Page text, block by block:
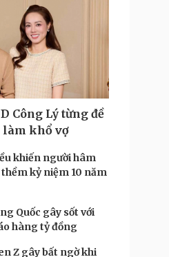
Công Lý từng đề
khổ vợ
khiến người hâm
kỷ niệm 10 năm
Quốc gây sốt với
hàng tỷ đồng
Z gây bất ngờ khi